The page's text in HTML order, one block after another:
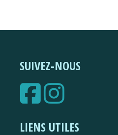
SUIVEZ-NOUS
LIENS UTILES